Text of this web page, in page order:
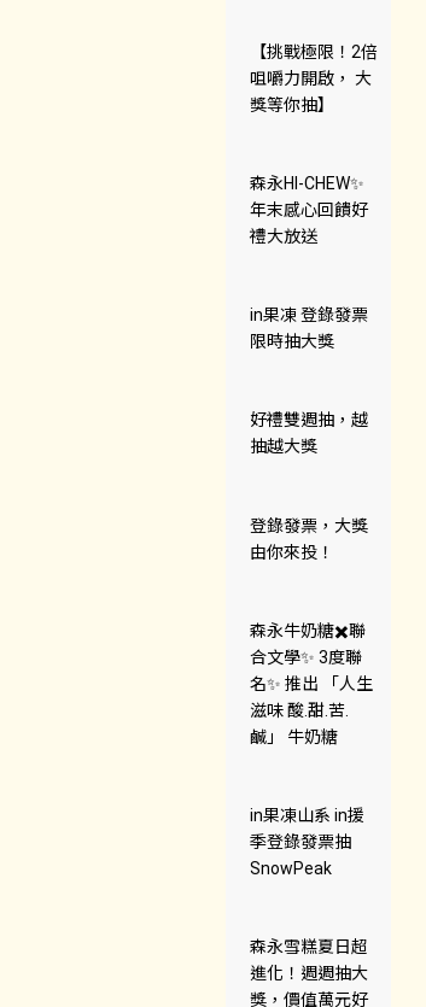
【挑戰極限！2倍
咀嚼力開啟， 大
獎等你抽】
森永HI-CHEW✨
年末感心回饋好
禮大放送
in果凍 登錄發票
限時抽大獎
好禮雙週抽，越
抽越大獎
登錄發票，大獎
由你來投！
森永牛奶糖✖️聯
合文學✨ 3度聯
名✨ 推出 「人生
滋味 酸.甜.苦.
鹹」 牛奶糖
in果凍山系 in援
季登錄發票抽
SnowPeak
森永雪糕夏日超
進化！週週抽大
獎，價值萬元好